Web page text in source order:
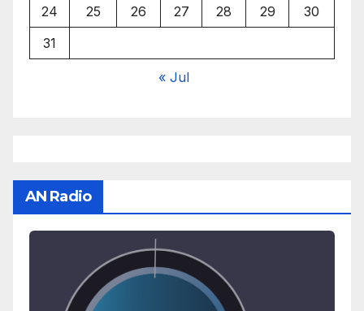
24
25 26 27 28 29
30
31
« Jul
AN Radio